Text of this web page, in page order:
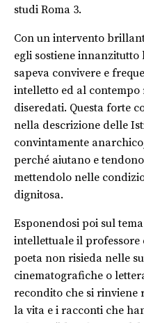
studi Roma 3.
Con un intervento
egli sostiene
sapeva convivere e
intelletto ed al
diseredati. Questa forte
nella descrizione delle
convintamente
perché aiutano e
mettendolo nelle
dignitosa.
Esponendosi poi sul
intellettuale il professore
poeta non risieda nelle
cinematografiche o
recondito che si rinviene
la vita e i racconti che